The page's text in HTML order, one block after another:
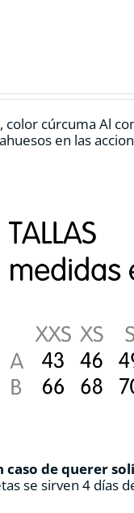
cúrcuma Al
en las
caso de querer
se sirven 4 días